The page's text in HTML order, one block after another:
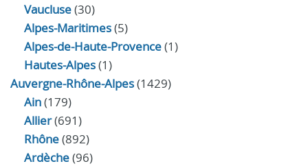
Vaucluse(30)
Alpes-Maritimes(5)
Alpes-de-Haute-Provence(1)
Hautes-Alpes(1)
Auvergne-Rhône-Alpes(1429)
Ain(179)
Allier(691)
Rhône(892)
Ardèche(96)